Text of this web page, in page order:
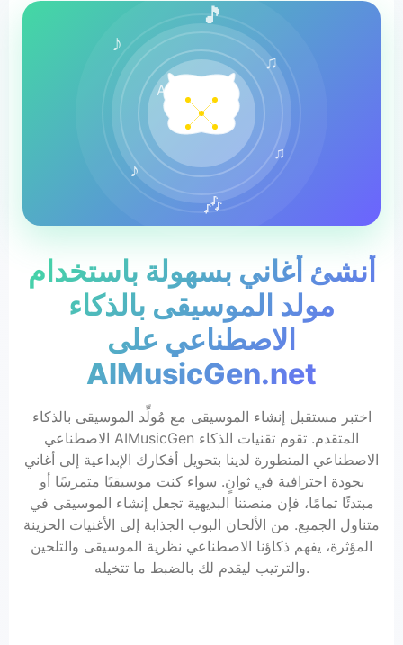
♪
♫
♪
♫
🎵
🎶
AI
أنشئ أغاني بسهولة باستخدام
مولد الموسيقى بالذكاء
الاصطناعي على
AIMusicGen.net
اختبر مستقبل إنشاء الموسيقى مع مُولِّد الموسيقى بالذكاء
الاصطناعي AIMusicGen المتقدم. تقوم تقنيات الذكاء
الاصطناعي المتطورة لدينا بتحويل أفكارك الإبداعية إلى أغاني
بجودة احترافية في ثوانٍ. سواء كنت موسيقيًا متمرسًا أو
مبتدئًا تمامًا، فإن منصتنا البديهية تجعل إنشاء الموسيقى في
متناول الجميع. من الألحان البوب الجذابة إلى الأغنيات الحزينة
المؤثرة، يفهم ذكاؤنا الاصطناعي نظرية الموسيقى والتلحين
والترتيب ليقدم لك بالضبط ما تتخيله.